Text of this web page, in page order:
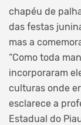
chapéu de
das festas
mas a
“Como toda
incorporaram
culturas onde
esclarece a
Estadual do